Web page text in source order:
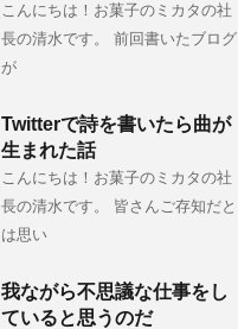
こんにちは！お菓子のミカタの社
長の清水です。 前回書いたブログ
が
Twitterで詩を書いたら曲が
生まれた話
こんにちは！お菓子のミカタの社
長の清水です。 皆さんご存知だと
は思い
我ながら不思議な仕事をし
ていると思うのだ